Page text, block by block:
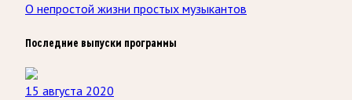
О непростой жизни простых музыкантов
Последние выпуски программы
15 августа 2020